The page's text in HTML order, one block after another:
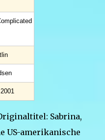
Sabrina,
US-amerikanische